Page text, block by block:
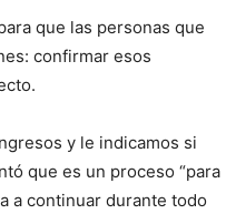
que las personas que
confirmar esos
y le indicamos si
que es un proceso “para
a continuar durante todo